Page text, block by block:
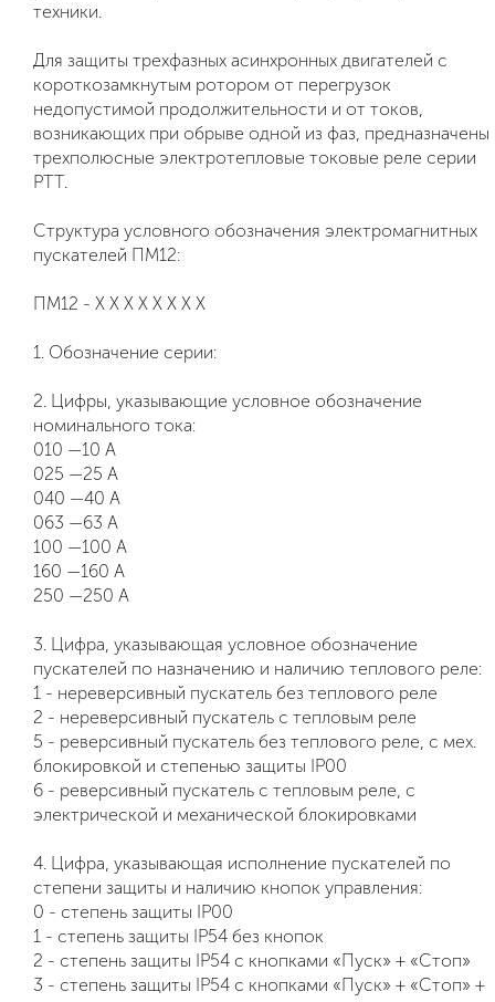
техники.
Для защиты трехфазных асинхронных двигателей с
короткозамкнутым ротором от перегрузок
недопустимой продолжительности и от токов,
возникающих при обрыве одной из фаз, предназначены
трехполюсные электротепловые токовые реле серии
РТТ.
Структура условного обозначения электромагнитных
пускателей ПМ12:
ПМ12 - Х Х Х Х Х Х Х Х
1. Обозначение серии:
2. Цифры, указывающие условное обозначение
номинального тока:
010 —10 А
025 —25 А
040 —40 А
063 —63 А
100 —100 А
160 —160 А
250 —250 А
3. Цифра, указывающая условное обозначение
пускателей по назначению и наличию теплового реле:
1 - нереверсивный пускатель без теплового реле
2 - нереверсивный пускатель с тепловым реле
5 - реверсивный пускатель без теплового реле, с мех.
блокировкой и степенью защиты IP00
6 - реверсивный пускатель с тепловым реле, с
электрической и механической блокировками
4. Цифра, указывающая исполнение пускателей по
степени защиты и наличию кнопок управления:
0 - степень защиты IP00
1 - степень защиты IP54 без кнопок
2 - степень защиты IP54 с кнопками «Пуск» + «Стоп»
3 - степень защиты IP54 с кнопками «Пуск» + «Стоп» +